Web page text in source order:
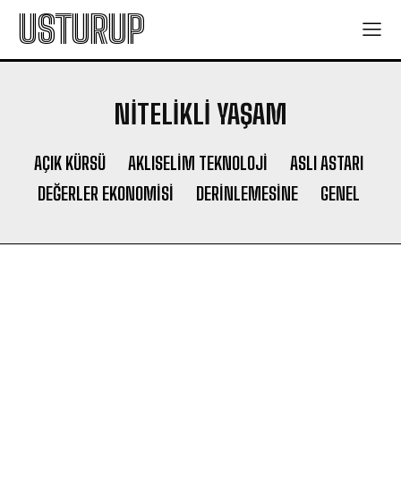
USTURUP
NITELIKLI YAŞAM
AÇIK KÜRSÜ AKLISELIM TEKNOLOJI
ASLI ASTARI
DEĞERLER EKONOMISI
DERINLEMESINE GENEL